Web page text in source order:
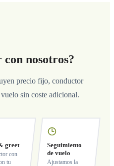
nosotros?
precio fijo, conductor
sin coste adicional.
greet
con
tu
Seguimiento
de vuelo
Ajustamos la